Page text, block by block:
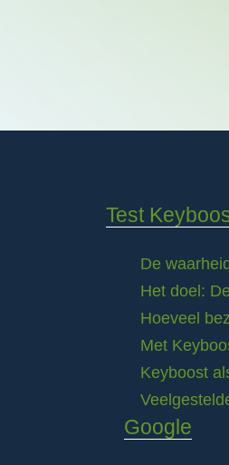
Test
De
Het doel:
Hoeveel
Met
Keyboost
Google